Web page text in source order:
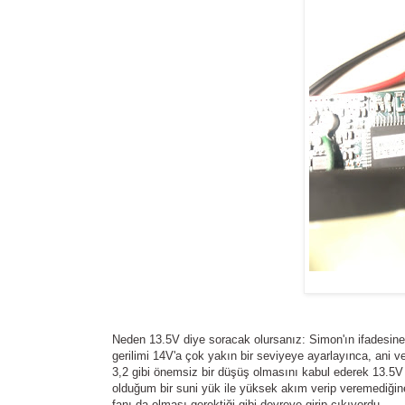
Neden 13.5V diye soracak olursanız: Simon'ın
gerilimi 14V'a çok yakın bir seviyeye ayarlayınca, ani
3,2 gibi önemsiz bir düşüş olmasını kabul ederek
olduğum bir suni yük ile yüksek akım verip